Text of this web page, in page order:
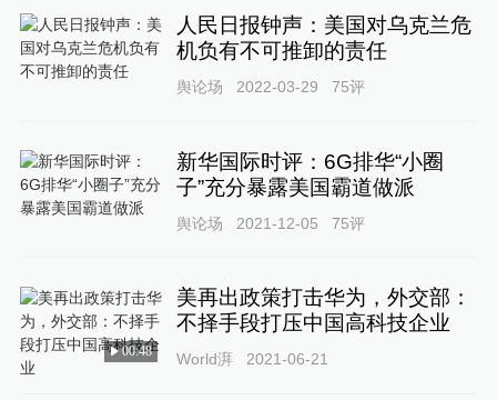
人民日报钟声：美国对乌克兰危
机负有不可推卸的责任
舆论场 2022-03-29 75评
新华国际时评：6G排华“小圈
子”充分暴露美国霸道做派
舆论场 2021-12-05 75评
00:48
美再出政策打击华为，外交部：
不择手段打压中国高科技企业
World湃 2021-06-21